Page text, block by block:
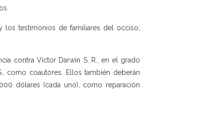
testimonios de familiares del occiso,
contra Víctor Darwin S. R., en el grado
como coautores. Ellos también deberán
dólares (cada uno), como reparación